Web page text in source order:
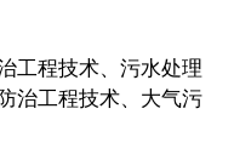
程技术、污水处理
治工程技术、大气污